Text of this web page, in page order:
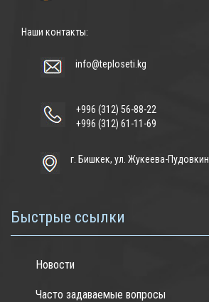
Наши контакты:
info@teploseti.kg
+996 (312) 56-88-22
+996 (312) 61-11-69
г. Бишкек, ул. Жукеева-
Быстрые ссылки
Новости
Часто задаваемые вопросы